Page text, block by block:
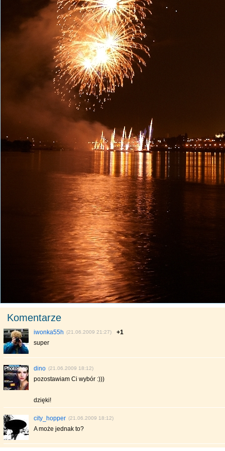
Komentarze
iwonka55h (21.06.2009 21:27)
+1
super
dino (21.06.2009 18:12)
pozostawiam Ci wybór :)))
dzięki!
city_hopper (21.06.2009 18:12)
A może jednak to?